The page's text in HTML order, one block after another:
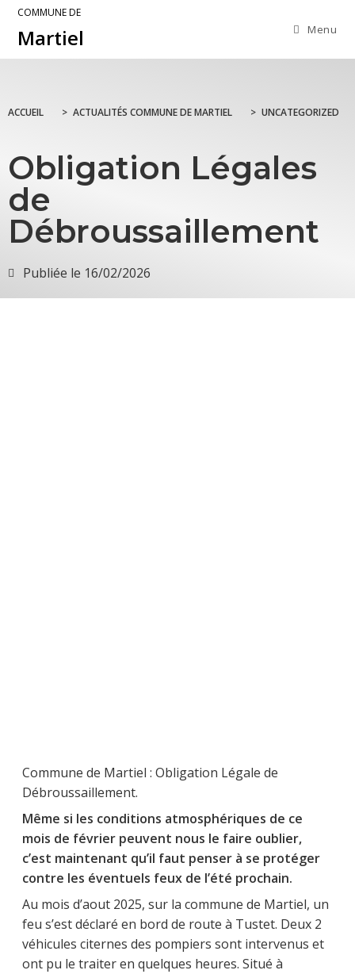
COMMUNE DE
Martiel Menu
ACCUEIL > ACTUALITÉS COMMUNE DE MARTIEL > UNCATEGORIZED
Obligation Légales
de
Débroussaillement
Publiée le 16/02/2026
Commune de Martiel : Obligation Légale de
Débroussaillement.
Même si les conditions atmosphériques de ce
mois de février peuvent nous le faire oublier,
c’est maintenant qu’il faut penser à se protéger
contre les éventuels feux de l’été prochain.
Au mois d’aout 2025, sur la commune de Martiel, un
feu s’est déclaré en bord de route à Tustet. Deux 2
véhicules citernes des pompiers sont intervenus et
ont pu le traiter en quelques heures. Situé à